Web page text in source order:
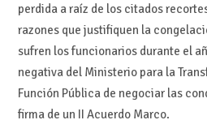
perdida a raíz de los citados
razones que justifiquen la
sufren los funcionarios durante el
negativa del Ministerio para la
Función Pública de negociar las
firma de un II Acuerdo Marco.